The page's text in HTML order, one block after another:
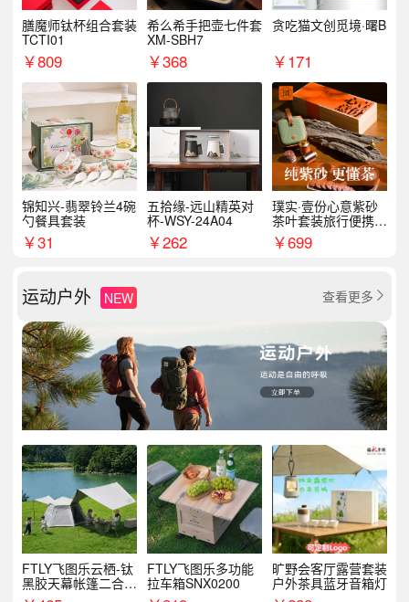
膳魔师钛杯组合套装
TCTI01
￥809
希么希手把壶七件套
XM-SBH7
￥368
贪吃猫文创觅境·曙B
￥171
锦知兴-翡翠铃兰4碗
勺餐具套装
￥31
五拾缘-远山精英对
杯-WSY-24A04
￥262
璞实·壹份心意紫砂
茶叶套装旅行便携式
商务企业福利新年礼
品
￥699
运动户外 NEW 查看更多 
FTLY飞图乐云栖-钛
黑胶天幕帐篷二合一
TMTZ0201
FTLY飞图乐多功能
拉车箱SNX0200
旷野会客厅露营套装
户外茶具蓝牙音箱灯